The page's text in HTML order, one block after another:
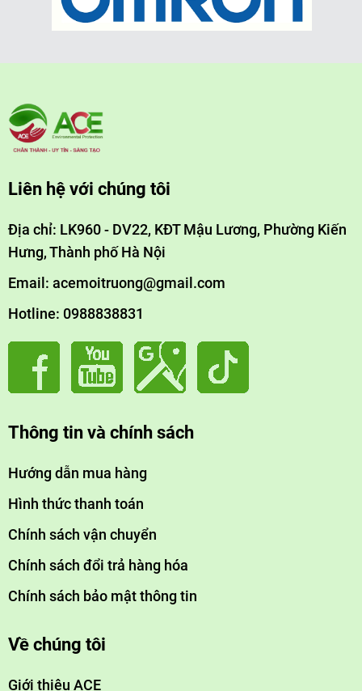
Liên hệ với chúng tôi
Địa chỉ: LK960 - DV22, KĐT Mậu Lương, Phường Kiến
Hưng, Thành phố Hà Nội
Email: acemoitruong@gmail.com
Hotline: 0988838831
Thông tin và chính sách
Hướng dẫn mua hàng
Hình thức thanh toán
Chính sách vận chuyển
Chính sách đổi trả hàng hóa
Chính sách bảo mật thông tin
Về chúng tôi
Giới thiệu ACE